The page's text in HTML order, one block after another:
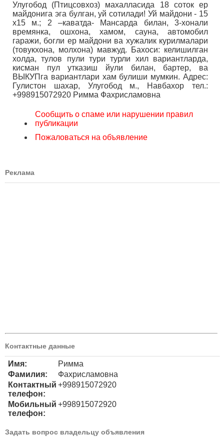
Улугобод (Птицсовхоз) махалласида 18 соток ер
майдонига эга булган, уй сотилади! Уй майдони - 15
х15 м.; 2 –каватда- Мансарда билан, 3-хонали
времянка, ошхона, хамом, сауна, автомобил
гаражи, богли ер майдони ва хужалик курилмалари
(товукхона, молхона) мавжуд. Бахоси: келишилган
холда, тулов пули тури турли хил вариантларда,
кисман пул утказиш йули билан, бартер, ва
ВЫКУПга вариантлари хам булиши мумкин. Адрес:
Гулистон шахар, Улугобод м., Навбахор тел.:
+998915072920 Римма Фахрисламовна
Сообщить о спаме или нарушении правил
публикации
Пожаловаться на объявление
Реклама
Контактные данные
Имя:
Римма
Фамилия:
Фахрисламовна
Контактный
телефон:
+998915072920
Мобильный
телефон:
+998915072920
Задать вопрос владельцу объявления